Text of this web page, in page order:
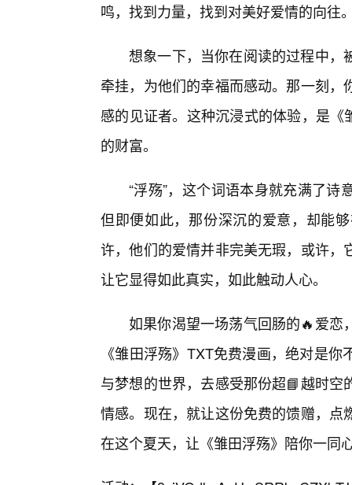
鸣，找到力量，找到对美好爱情的向往
想象一下，当你在阅读的过程中，
牵挂，为他们的幸福而感动。那一刻
感的见证者。这种沉浸式的体验，是
的财富。
“浮殇”，这个词语本身就充满了
但即便如此，那份深沉的爱意，却能
许，他们的爱情并非完美无瑕，或许
让它显得如此真实，如此触动人心。
如果你渴望一场荡气回肠的🔥爱恋
《雏田浮殇》TXT免费漫画，绝对是
与梦想的世界，去感受那份超📘越时
情感。现在，就让这份免费的馈赠，
在这个夏天，让《雏田浮殇》陪你一同